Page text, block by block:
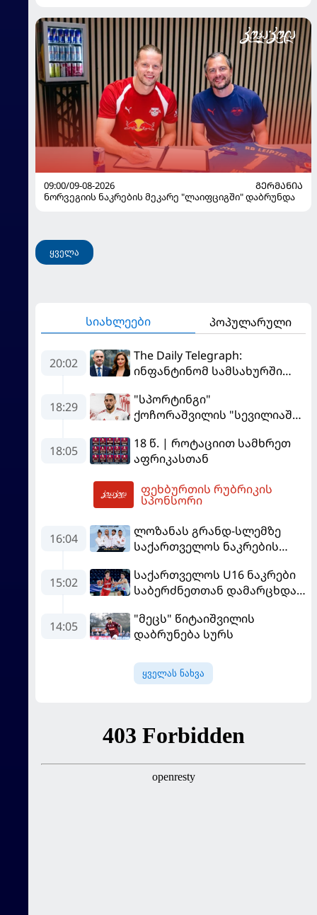
09:00/09-08-2026
ᲒᲔᲠᲛᲐᲜᲘᲐ
ნორვეგიის ნაკრების მეკარე "ლაიფციგში" დაბრუნდა
ყველა
სიახლეები პოპულარული
20:02
The Daily Telegraph:
ინფანტინომ სამსახურში
შემდეგ კომპენსაციაც
გადაუხადა
18:29
"სპორტინგი"
ქოჩორაშვილის "სევილიაში"
ხდება ტრანსფერთან
დაკავშირებით?
18:05
18 წ. | როტაციით სამხრეთ
აფრიკასთან
ფეხბურთის რუბრიკის
სპონსორი
16:04
ლოზანას გრანდ-სლემზე
საქართველოს ნაკრების
15:02
საქართველოს U16 ნაკრები
საბერძნეთთან დამარცხდა
საფრანგეთს შეხვდება
14:05
"მეცს" წიტაიშვილის
დაბრუნება სურს
ყველას ნახვა